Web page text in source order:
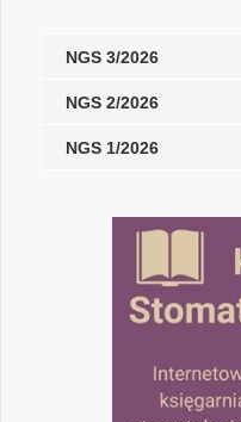
NGS 3/2026
NGS 2/2026
NGS 1/2026